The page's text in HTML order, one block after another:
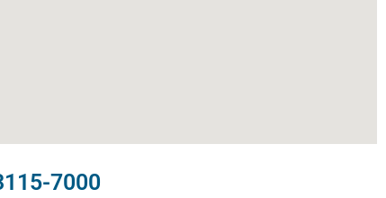
7000​